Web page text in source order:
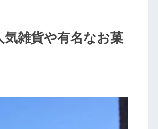
雑貨や有名なお菓